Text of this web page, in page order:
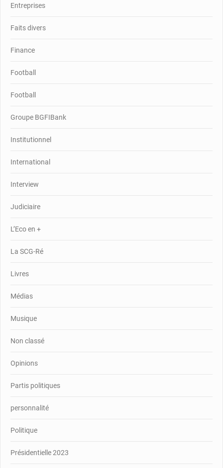
Entreprises
Faits divers
Finance
Football
Football
Groupe BGFIBank
Institutionnel
International
Interview
Judiciaire
L’Eco en +
La SCG-Ré
Livres
Médias
Musique
Non classé
Opinions
Partis politiques
personnalité
Politique
Présidentielle 2023